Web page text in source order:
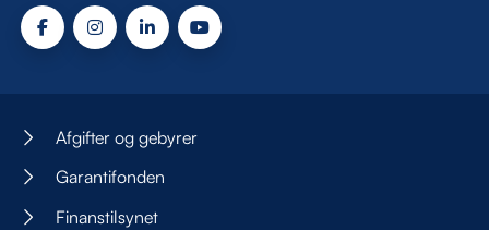
Afgifter og gebyrer
Garantifonden
Finanstilsynet